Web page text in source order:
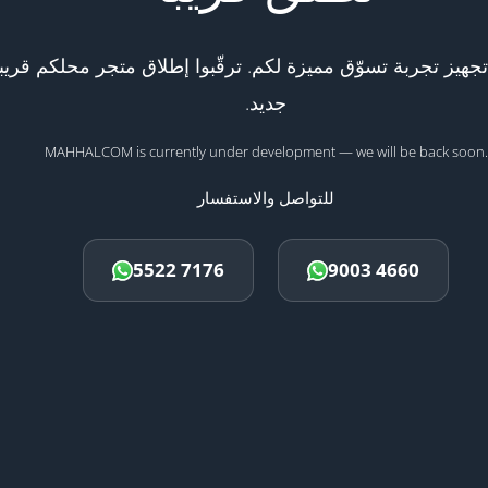
تجربة تسوّق مميزة لكم. ترقّبوا إطلاق متجر محلكم
جديد.
MAHHALCOM is currently under development — we will be back soon.
للتواصل والاستفسار
5522 7176 9003 4660